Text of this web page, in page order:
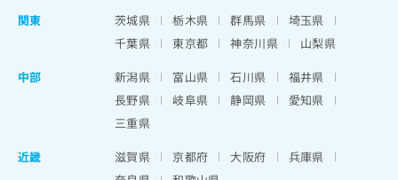
関東
茨城県 栃木県 群馬県
埼玉県
千葉県
東京都 神奈川県
山梨県
中部
新潟県 富山県 石川県
福井県
長野県
岐阜県 静岡県
愛知県
三重県
近畿
滋賀県 京都府 大阪府
兵庫県